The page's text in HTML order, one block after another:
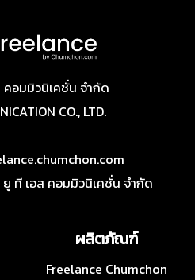
คอมมิวนิเคชั่น จำกัด
CO., LTD.
ที เอส คอมมิวนิเคชั่น จำกัด
ผลิตภัณฑ์
Freelance Chumchon